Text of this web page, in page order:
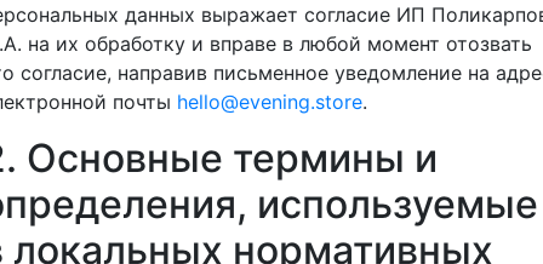
данных выражает согласие ИП
на их обработку и вправе в любой момент отозвать
согласие, направив письменное уведомление на
почты hello@evening.store.
Основные термины и
используемые
локальных нормативных